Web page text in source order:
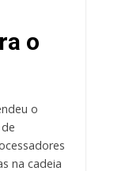
o
o
na cadeia